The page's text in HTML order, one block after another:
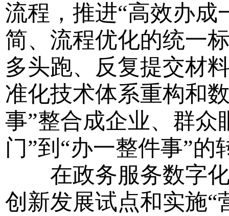
流程，推进“高效办成
简、流程优化的统一
多头跑、反复提交材
准化技术体系重构和
事”整合成企业、群众
门”到“办一整件事”的
在政务服务数字化
创新发展试点和实施“